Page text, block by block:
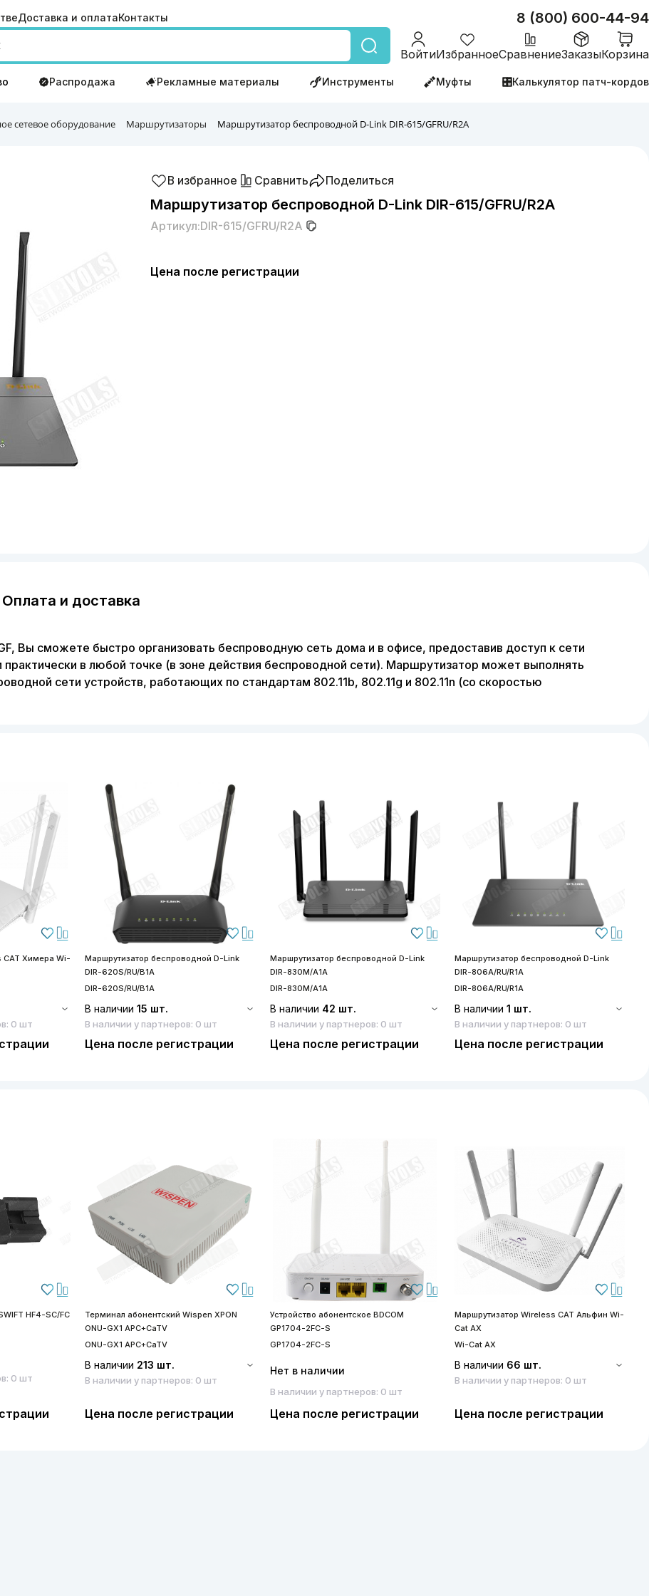
Доставка и оплатаКонтакты 8 (800) 600-44-94
ВойтиИзбранноеСравнениеЗаказыКорзина
Распродажа Рекламные материалы Инструменты Муфты Калькулятор патч-кордов
сетевое оборудование Маршрутизаторы Маршрутизатор беспроводной D-Link DIR-615/GFRU/R2A
В избранное Сравнить Поделиться
Маршрутизатор беспроводной D-Link DIR-615/GFRU/R2A
Артикул:DIR-615/GFRU/R2A
Цена после регистрации
Оплата и доставка
Вы сможете быстро организовать беспроводную сеть дома и в офисе, предоставив доступ к сети
в любой точке (в зоне действия беспроводной сети). Маршрутизатор может выполнять
сети устройств, работающих по стандартам 802.11b, 802.11g и 802.11n (со скоростью
CAT Химера Wi-
0 шт
Маршрутизатор беспроводной D-Link
DIR-620S/RU/B1A
DIR-620S/RU/B1A
В наличии 15 шт.
В наличии у партнеров: 0 шт
Цена после регистрации
Маршрутизатор беспроводной D-Link
DIR-830M/A1A
DIR-830M/A1A
В наличии 42 шт.
В наличии у партнеров: 0 шт
Цена после регистрации
Маршрутизатор беспроводной D-Link
DIR-806A/RU/R1A
DIR-806A/RU/R1A
В наличии 1 шт.
В наличии у партнеров: 0 шт
Цена после регистрации
HF4-SC/FC
0 шт
Терминал абонентский Wispen XPON
ONU-GX1 APC+CaTV
ONU-GX1 APC+CaTV
В наличии 213 шт.
В наличии у партнеров: 0 шт
Цена после регистрации
Устройство абонентское BDCOM
GP1704-2FC-S
GP1704-2FC-S
Нет в наличии
В наличии у партнеров: 0 шт
Цена после регистрации
Маршрутизатор Wireless CAT Альфин Wi-
Cat AX
Wi-Cat AX
В наличии 66 шт.
В наличии у партнеров: 0 шт
Цена после регистрации